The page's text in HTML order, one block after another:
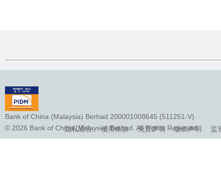
Bank of China (Malaysia) Berhad 200001008645 (511251-V)
© 2026 Bank of China (Malaysia) Berhad. All Rights Reserved.
隐私通告 使用条款 免责声明 版权声明 监